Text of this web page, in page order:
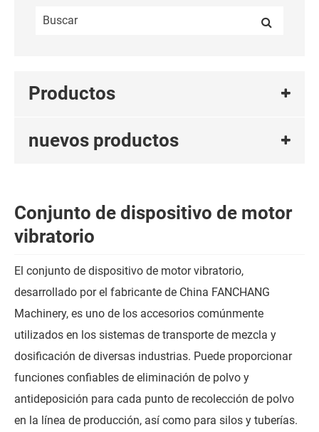
Productos
nuevos productos
Conjunto de dispositivo de motor
vibratorio
El conjunto de dispositivo de motor vibratorio,
desarrollado por el fabricante de China FANCHANG
Machinery, es uno de los accesorios comúnmente
utilizados en los sistemas de transporte de mezcla y
dosificación de diversas industrias. Puede proporcionar
funciones confiables de eliminación de polvo y
antideposición para cada punto de recolección de polvo
en la línea de producción, así como para silos y tuberías.